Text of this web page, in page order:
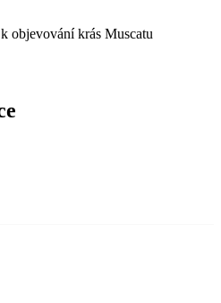
objevování krás Muscatu